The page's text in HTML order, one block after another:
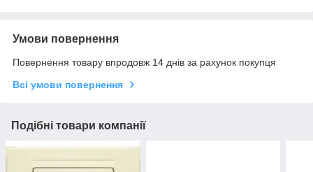
Умови повернення
Повернення товару впродовж 14 днів за рахунок покупця
Всі умови повернення
Подібні товари компанії